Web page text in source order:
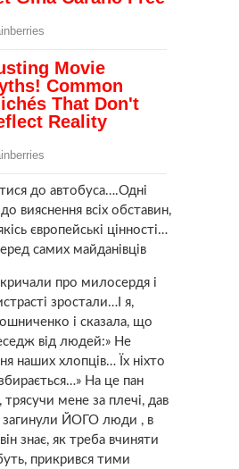
до автобуса….Одні
вияснення всіх обставин,
європейські цінності…
самих майданівців
про милосердя і
зростали…І я,
і сказала, що
від людей:» Не
наших хлопців… Їх ніхто
На це пан
мене за плечі, дав
загинули ЙОГО люди , в
знає, як треба вчиняти
прикрився тими